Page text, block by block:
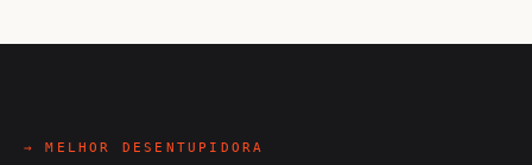
→ MELHOR DESENTUPIDORA